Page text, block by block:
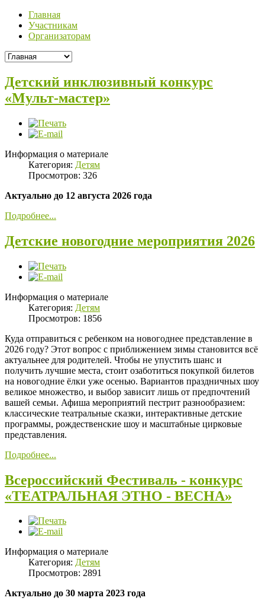
Главная
Участникам
Организаторам
Детский инклюзивный конкурс
«Мульт-мастер»
Информация о материале
Категория: Детям
Просмотров: 326
Актуально до 12 августа 2026 года
Подробнее...
Детские новогодние мероприятия 2026
Информация о материале
Категория: Детям
Просмотров: 1856
Куда отправиться с ребенком на новогоднее представление в
2026 году? Этот вопрос с приближением зимы становится всё
актуальнее для родителей. Чтобы не упустить шанс и
получить лучшие места, стоит озаботиться покупкой билетов
на новогодние ёлки уже осенью. Вариантов праздничных шоу
великое множество, и выбор зависит лишь от предпочтений
вашей семьи. Афиша мероприятий пестрит разнообразием:
классические театральные сказки, интерактивные детские
программы, рождественские шоу и масштабные цирковые
представления.
Подробнее...
Всероссийский Фестиваль - конкурс
«ТЕАТРАЛЬНАЯ ЭТНО - ВЕСНА»
Информация о материале
Категория: Детям
Просмотров: 2891
Актуально до 30 марта 2023 года